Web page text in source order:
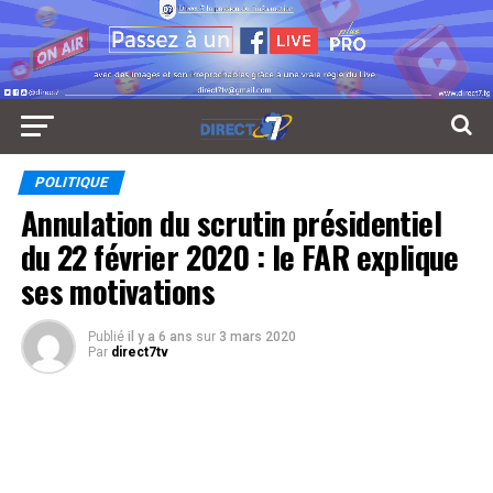
POLITIQUE
Annulation du scrutin présidentiel
du 22 février 2020 : le FAR explique
ses motivations
Publié il y a 6 ans sur 3 mars 2020
Par direct7tv